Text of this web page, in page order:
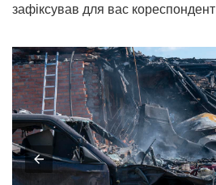
зафіксував для вас кореспондент